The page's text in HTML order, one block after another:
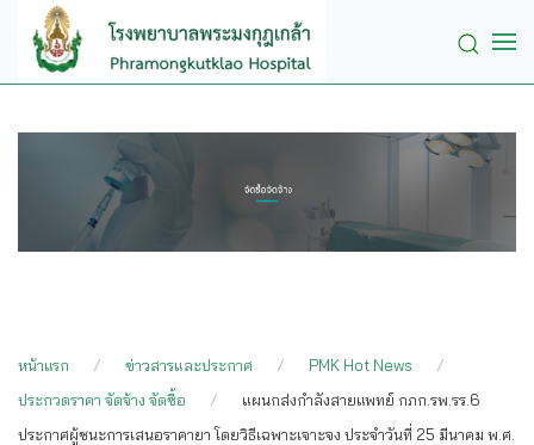
Skip to main content
หน้าแรก ข่าวสารและประกาศ
PMK Hot News
ประกวดราคา จัดจ้าง จัดซื้อ
แผนกส่งกำลังสายแพทย์ กภก.รพ.รร.6
ประกาศผู้ชนะการเสนอราคายา โดยวิธีเฉพาะเจาะจง ประจำวันที่ 25 มีนาคม พ.ศ.